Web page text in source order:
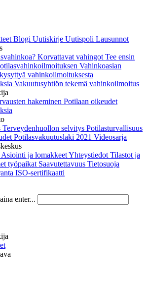
Blogi Uutiskirje Uutispoli Lausunnot
Korvattavat vahingot Tee ensin
Vahinkoasian
vahinkoilmoituksesta
Vakuutusyhtiön tekemä vahinkoilmoitus
hakeminen Potilaan oikeudet
Terveydenhuollon selvitys Potilasturvallisuus
Potilasvakuutuslaki 2021 Videosarja
Asiointi ja lomakkeetYhteystiedot Tilastot ja
työpaikat Saavutettavuus Tietosuoja
ISO-sertifikaatti
enter...